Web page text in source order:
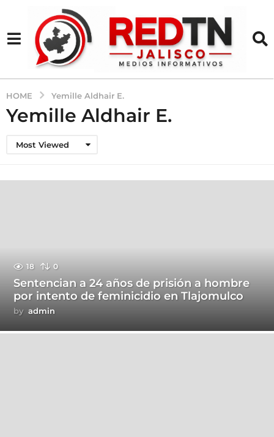
HOME Yemille Aldhair E.
Yemille Aldhair E.
Most Viewed
18 0
Sentencian a 24 años de prisión a hombre
por intento de feminicidio en Tlajomulco
by admin